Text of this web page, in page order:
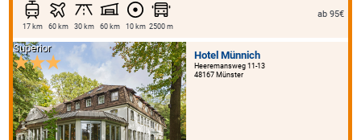
17 km 60 km 30 km 60 km 10 km 2500 m
ab 95€
Hotel Münnich
Heeremansweg 11-13
48167 Münster
Superior